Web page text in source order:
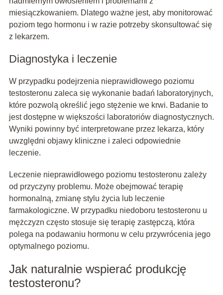
miesiączkowaniem. Dlatego ważne jest, aby monitorować
poziom tego hormonu i w razie potrzeby skonsultować się
z lekarzem.
Diagnostyka i leczenie
W przypadku podejrzenia nieprawidłowego poziomu
testosteronu zaleca się wykonanie badań laboratoryjnych,
które pozwolą określić jego stężenie we krwi. Badanie to
jest dostępne w większości laboratoriów diagnostycznych.
Wyniki powinny być interpretowane przez lekarza, który
uwzględni objawy kliniczne i zaleci odpowiednie
leczenie.
Leczenie nieprawidłowego poziomu testosteronu zależy
od przyczyny problemu. Może obejmować terapię
hormonalną, zmianę stylu życia lub leczenie
farmakologiczne. W przypadku niedoboru testosteronu u
mężczyzn często stosuje się terapię zastępczą, która
polega na podawaniu hormonu w celu przywrócenia jego
optymalnego poziomu.
Jak naturalnie wspierać produkcję
testosteronu?